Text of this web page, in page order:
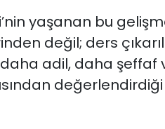
yaşanan bu
değil; ders
adil, daha şeffaf
değerlendirdiği